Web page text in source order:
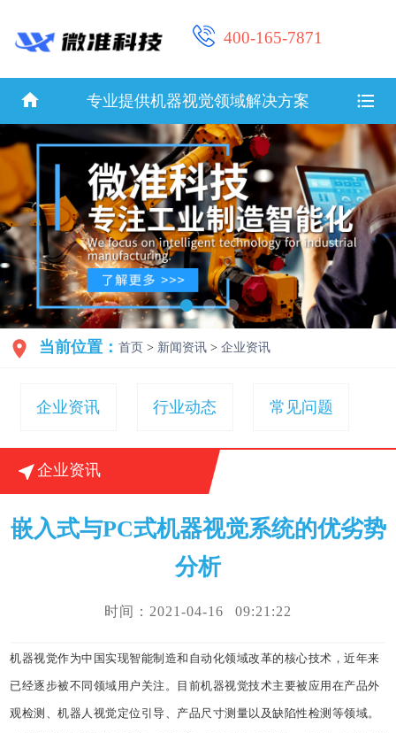
400-165-7871
 专业提供机器视觉领域解决方案 
 当前位置： 首页 > 新闻资讯> 企业资讯
企业资讯 行业动态 常见问题
企业资讯
嵌入式与PC式机器视觉系统的优劣势
分析
时间：2021-04-16 09:21:22
机器视觉作为中国实现智能制造和自动化领域改革的核心技术，近年来
已经逐步被不同领域用户关注。目前机器视觉技术主要被应用在产品外
观检测、机器人视觉定位引导、产品尺寸测量以及缺陷性检测等领域。